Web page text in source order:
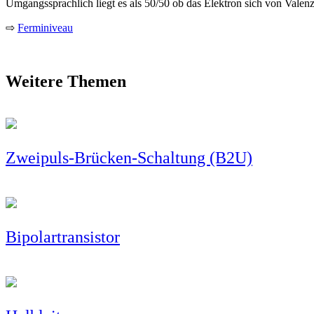
Umgangssprachlich liegt es als 50/50 ob das Elektron sich von
⇨ Ferminiveau
Weitere Themen
Zweipuls-Brücken-Schaltung (B2U)
Bipolartransistor